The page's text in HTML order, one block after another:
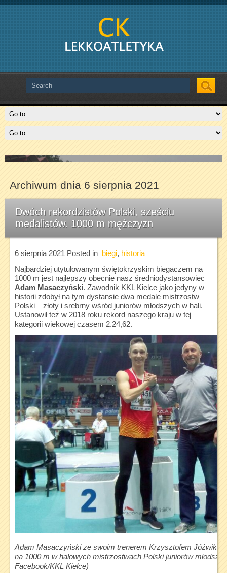
Slide # 2
Czytaj więcej
Archiwum dnia 6 sierpnia 2021
Dwóch rekordzistów Polski, sześciu
medalistów. 1000 m mężczyzn
6 sierpnia 2021 Posted in biegi, historia
Najbardziej utytułowanym świętokrzyskim biegaczem na
1000 m jest najlepszy obecnie nasz średniodystansowiec
Adam Masaczyński. Zawodnik KKL Kielce jako jedyny w
historii zdobył na tym dystansie dwa medale mistrzostw
Polski – złoty i srebrny wśród juniorów młodszych w hali.
Ustanowił też w 2018 roku rekord naszego kraju w tej
kategorii wiekowej czasem 2.24,62.
Adam Masaczyński ze swoim trenerem Krzysztofem
na 1000 m w halowych mistrzostwach Polski juniorów
Facebook/KKL Kielce)